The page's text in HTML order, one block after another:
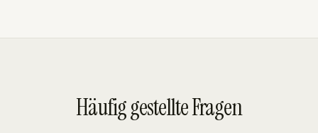
Häufig gestellte Fragen